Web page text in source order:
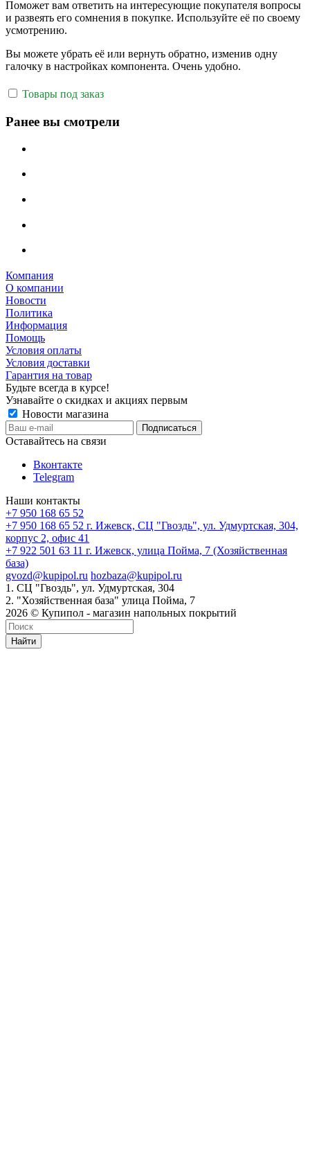
Поможет вам ответить на интересующие покупателя вопросы
и развеять его сомнения в покупке. Используйте её по своему
усмотрению.
Вы можете убрать её или вернуть обратно, изменив одну
галочку в настройках компонента. Очень удобно.
Товары под заказ
Ранее вы смотрели
Компания
О компании
Новости
Политика
Информация
Помощь
Условия оплаты
Условия доставки
Гарантия на товар
Будьте всегда в курсе!
Узнавайте о скидках и акциях первым
Новости магазина
Оставайтесь на связи
Вконтакте
Telegram
Наши контакты
+7 950 168 65 52
+7 950 168 65 52 г. Ижевск, СЦ "Гвоздь", ул. Удмуртская, 304,
корпус 2, офис 41
+7 922 501 63 11 г. Ижевск, улица Пойма, 7 (Хозяйственная
база)
gvozd@kupipol.ru hozbaza@kupipol.ru
1. СЦ "Гвоздь", ул. Удмуртская, 304
2. "Хозяйственная база" улица Пойма, 7
2026 © Купипол - магазин напольных покрытий
Найти